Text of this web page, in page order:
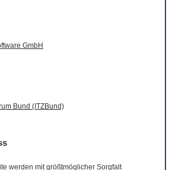
GmbH
Bund (ITZBund)
werden mit größtmöglicher Sorgfalt